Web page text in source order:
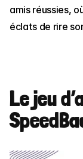
amis réussies,
éclats de rire
Le jeu